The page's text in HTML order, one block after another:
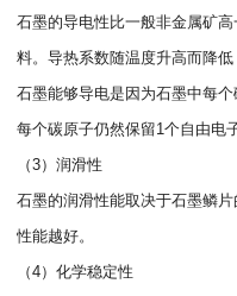
石墨的导电性比一般非金属矿
料。导热系数随温度升高而降
石墨能够导电是因为石墨中每
每个碳原子仍然保留1个自由电
（3）润滑性
石墨的润滑性能取决于石墨鳞
性能越好。
（4）化学稳定性